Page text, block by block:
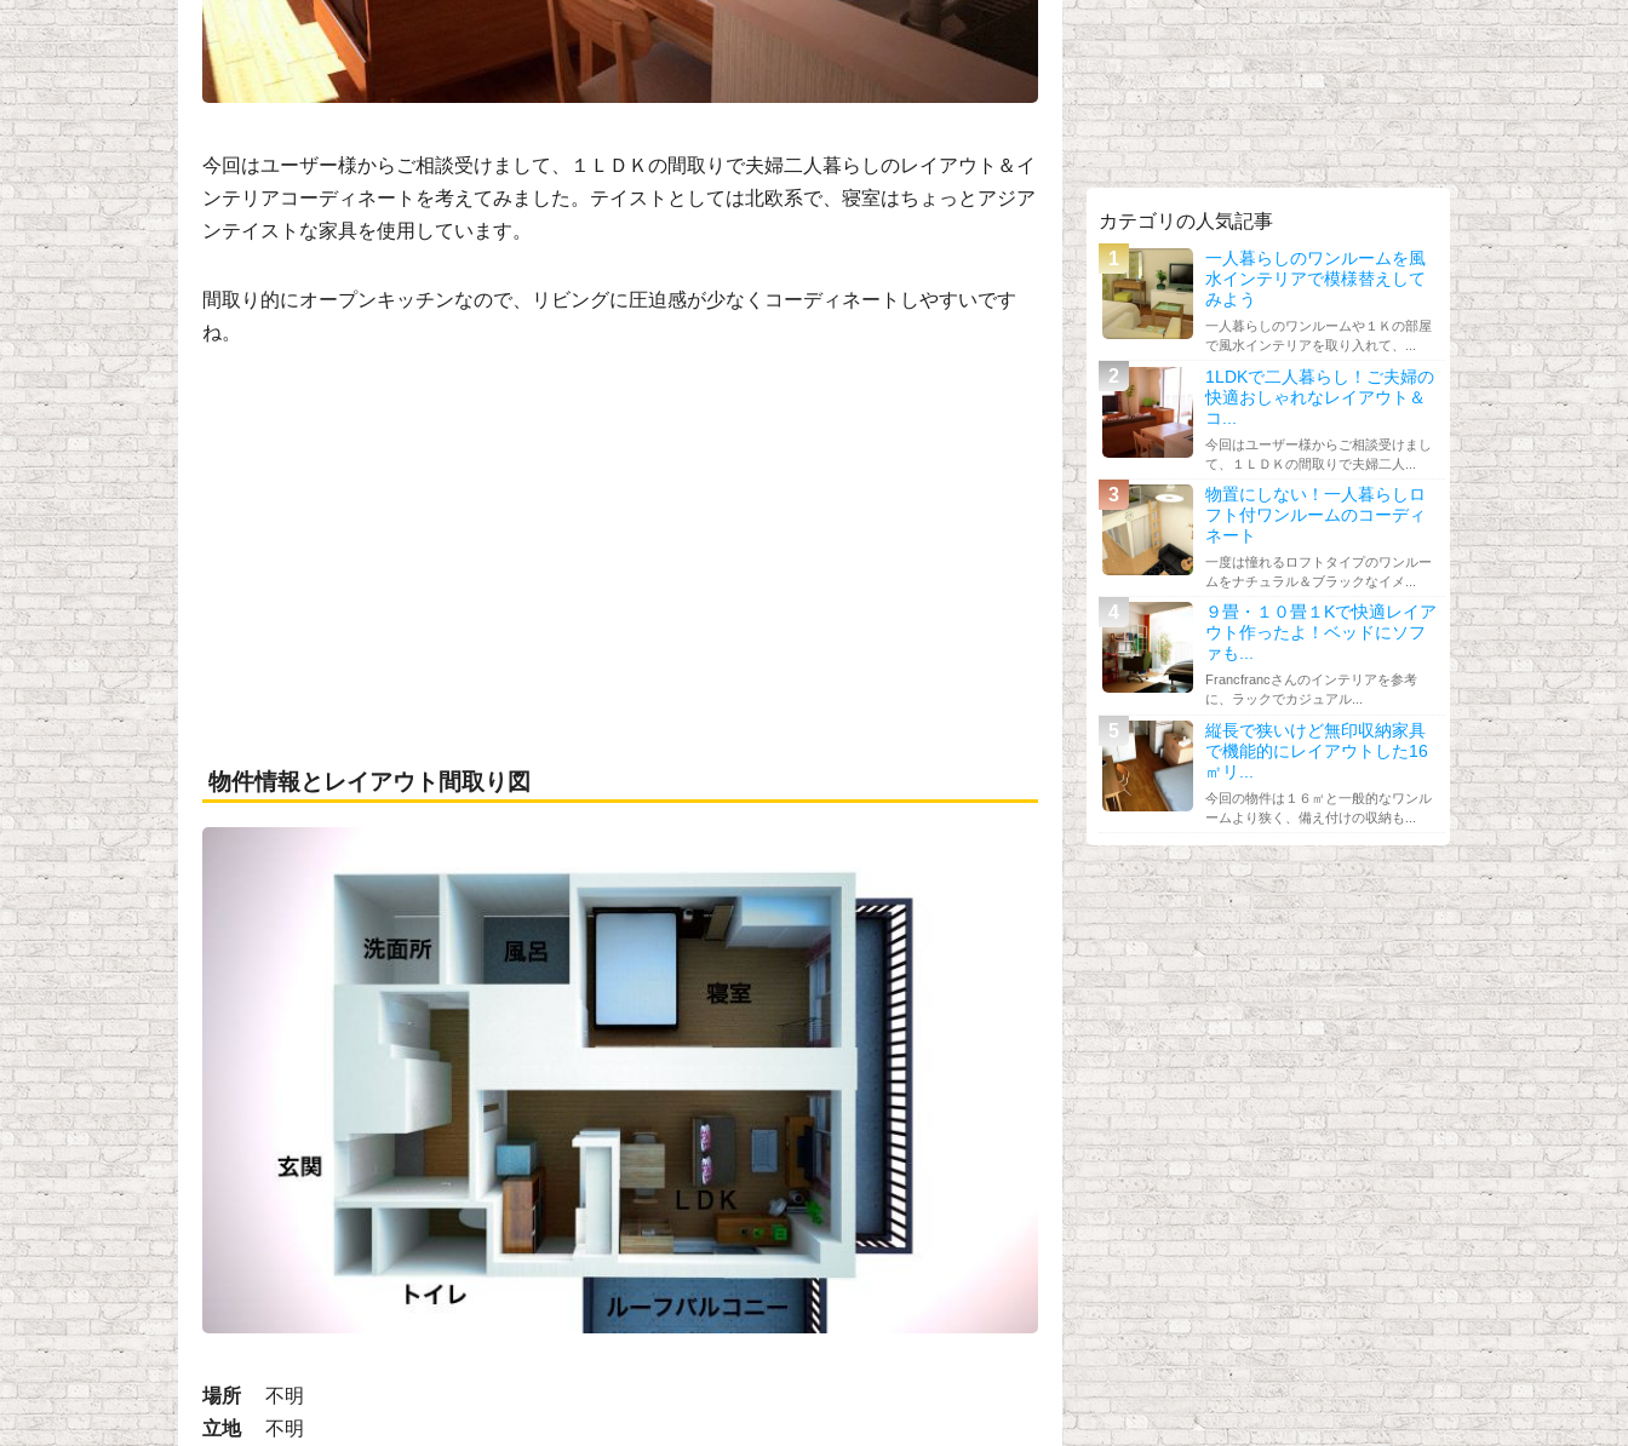
今回はユーザー様からご相談受けまして、１ＬＤＫの間取りで夫婦二人暮らしのレイアウト＆イ
ンテリアコーディネートを考えてみました。テイストとしては北欧系で、寝室はちょっとアジア
ンテイストな家具を使用しています。
間取り的にオープンキッチンなので、リビングに圧迫感が少なくコーディネートしやすいです
ね。
物件情報とレイアウト間取り図
場所
不明
立地
不明
カテゴリの人気記事
一人暮らしのワンルームを風
水インテリアで模様替えして
みよう
一人暮らしのワンルームや１Ｋの部屋
で風水インテリアを取り入れて、...
1LDKで二人暮らし！ご夫婦の
快適おしゃれなレイアウト＆
コ...
今回はユーザー様からご相談受けまし
て、１ＬＤＫの間取りで夫婦二人...
物置にしない！一人暮らしロ
フト付ワンルームのコーディ
ネート
一度は憧れるロフトタイプのワンルー
ムをナチュラル＆ブラックなイメ...
９畳・１０畳１Kで快適レイア
ウト作ったよ！ベッドにソフ
ァも...
Francfrancさんのインテリアを参考
に、ラックでカジュアル...
縦長で狭いけど無印収納家具
で機能的にレイアウトした16
㎡リ...
今回の物件は１６㎡と一般的なワンル
ームより狭く、備え付けの収納も...